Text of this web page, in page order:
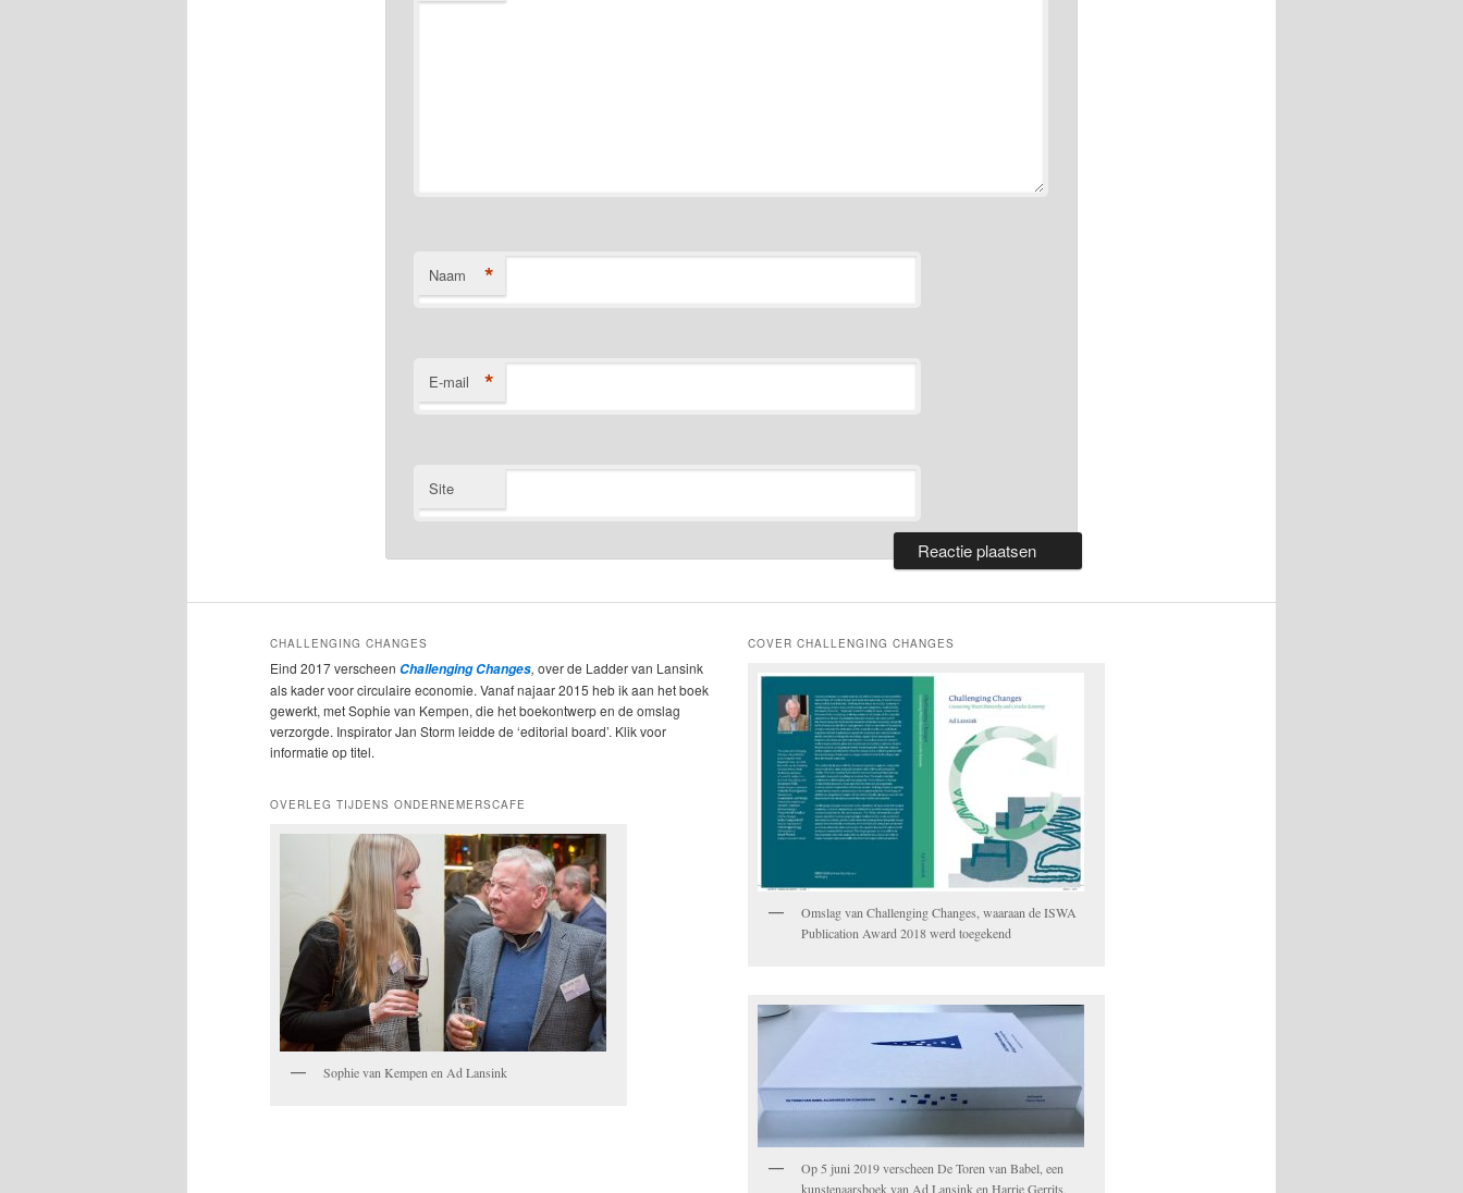
Naam *
E-mail *
Site
CHALLENGING CHANGES
Eind 2017 verscheen Challenging Changes, over de Ladder van Lansink
als kader voor circulaire economie. Vanaf najaar 2015 heb ik aan het boek
gewerkt, met Sophie van Kempen, die het boekontwerp en de omslag
verzorgde. Inspirator Jan Storm leidde de ‘editorial board’. Klik voor
informatie op titel.
OVERLEG TIJDENS ONDERNEMERSCAFE
Sophie van Kempen en Ad Lansink
COVER CHALLENGING CHANGES
Omslag van Challenging Changes, waaraan de ISWA
Publication Award 2018 werd toegekend
Op 5 juni 2019 verscheen De Toren van Babel, een
kunstenaarsboek van Ad Lansink en Harrie Gerrits,